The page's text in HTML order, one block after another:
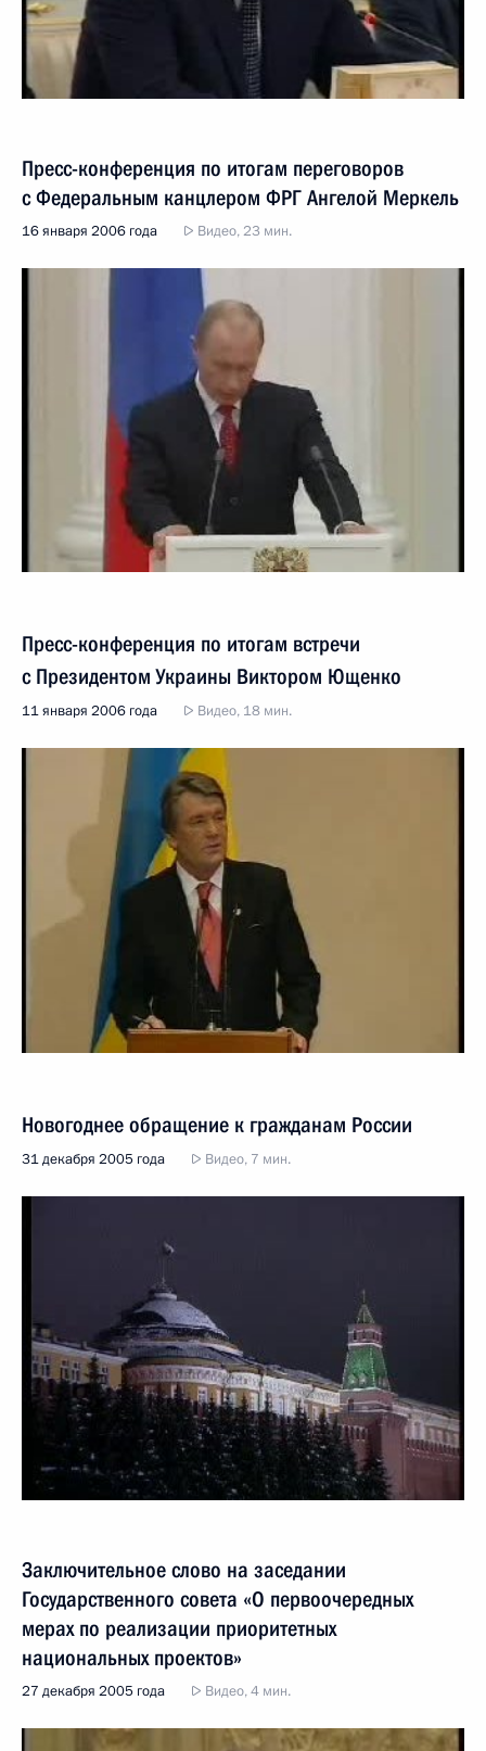
Пресс-конференция по итогам переговоров
с Федеральным канцлером ФРГ Ангелой Меркель
16 января 2006 года Видео, 23 мин.
Пресс-конференция по итогам встречи
с Президентом Украины Виктором Ющенко
11 января 2006 года Видео, 18 мин.
Новогоднее обращение к гражданам России
31 декабря 2005 года Видео, 7 мин.
Заключительное слово на заседании
Государственного совета «О первоочередных
мерах по реализации приоритетных
национальных проектов»
27 декабря 2005 года Видео, 4 мин.